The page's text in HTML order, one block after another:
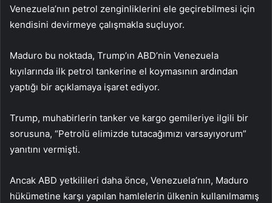
Venezuela’nın petrol zenginliklerini ele geçirebilmesi için
kendisini devirmeye çalışmakla suçluyor.
Maduro bu noktada, Trump’ın ABD’nin Venezuela
kıyılarında ilk petrol tankerine el koymasının ardından
yaptığı bir açıklamaya işaret ediyor.
Trump, muhabirlerin tanker ve kargo gemileriye ilgili bir
sorusuna, “Petrolü elimizde tutacağımızı varsayıyorum”
yanıtını vermişti.
Ancak ABD yetkilileri daha önce, Venezuela’nın, Maduro
hükümetine karşı yapılan hamlelerin ülkenin kullanılmamış